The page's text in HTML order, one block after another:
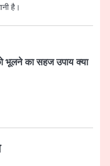
है।
भूलने का सहज उपाय क्या